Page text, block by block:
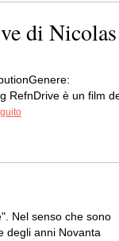
di Nicolas
RefnDrive è un film
Nel senso che sono
degli anni Novanta